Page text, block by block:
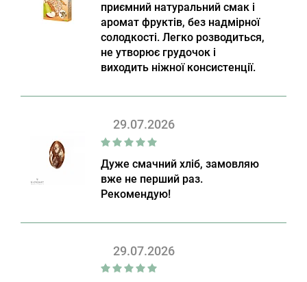
приємний натуральний смак і
аромат фруктів, без надмірної
солодкості. Легко розводиться,
не утворює грудочок і
виходить ніжної консистенції.
29.07.2026
Дуже смачний хліб, замовляю
вже не перший раз.
Рекомендую!
29.07.2026